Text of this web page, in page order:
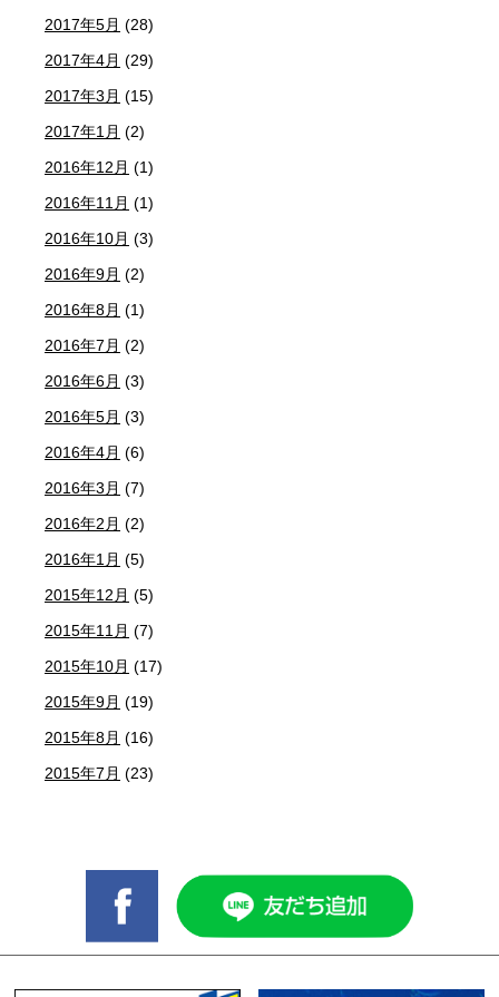
2017年5月 (28)
2017年4月 (29)
2017年3月 (15)
2017年1月 (2)
2016年12月 (1)
2016年11月 (1)
2016年10月 (3)
2016年9月 (2)
2016年8月 (1)
2016年7月 (2)
2016年6月 (3)
2016年5月 (3)
2016年4月 (6)
2016年3月 (7)
2016年2月 (2)
2016年1月 (5)
2015年12月 (5)
2015年11月 (7)
2015年10月 (17)
2015年9月 (19)
2015年8月 (16)
2015年7月 (23)